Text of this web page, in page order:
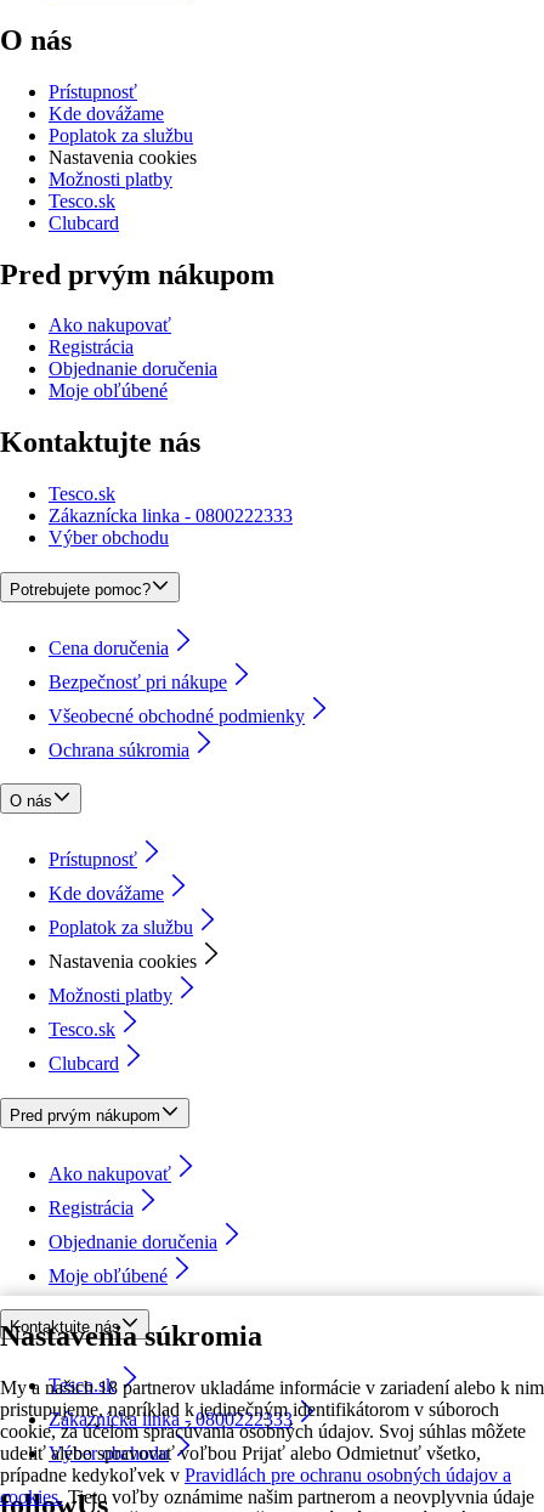
Nastavenia súkromia
My a našich 18 partnerov ukladáme informácie v zariadení alebo k nim
pristupujeme, napríklad k jedinečným identifikátorom v súboroch
cookie, za účelom spracúvania osobných údajov. Svoj súhlas môžete
udeliť alebo spravovať voľbou Prijať alebo Odmietnuť všetko,
prípadne kedykoľvek v Pravidlách pre ochranu osobných údajov a
cookies. Tieto voľby oznámime našim partnerom a neovplyvnia údaje
O nás
Prístupnosť
Kde dovážame
Poplatok za službu
Nastavenia cookies
Možnosti platby
Tesco.sk
Clubcard
Pred prvým nákupom
Ako nakupovať
Registrácia
Objednanie doručenia
Moje obľúbené
Kontaktujte nás
Tesco.sk
Zákaznícka linka - 0800222333
Výber obchodu
Potrebujete pomoc?
Cena doručenia
Bezpečnosť pri nákupe
Všeobecné obchodné podmienky
Ochrana súkromia
O nás
Prístupnosť
Kde dovážame
Poplatok za službu
Nastavenia cookies
Možnosti platby
Tesco.sk
Clubcard
Pred prvým nákupom
Ako nakupovať
Registrácia
Objednanie doručenia
Moje obľúbené
Kontaktujte nás
Tesco.sk
Zákaznícka linka - 0800222333
Výber obchodu
followUs